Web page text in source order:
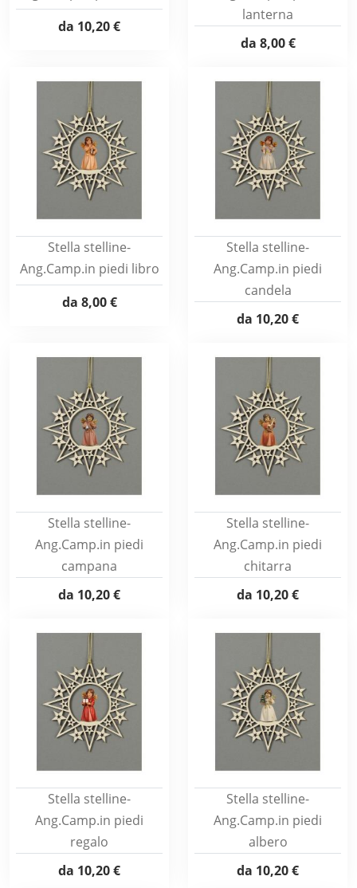
da 10,20 €
lanterna
da 8,00 €
Stella stelline-
Ang.Camp.in piedi libro
da 8,00 €
Stella stelline-
Ang.Camp.in piedi
candela
da 10,20 €
Stella stelline-
Ang.Camp.in piedi
campana
da 10,20 €
Stella stelline-
Ang.Camp.in piedi
chitarra
da 10,20 €
Stella stelline-
Ang.Camp.in piedi
regalo
da 10,20 €
Stella stelline-
Ang.Camp.in piedi
albero
da 10,20 €